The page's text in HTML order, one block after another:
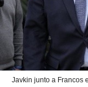
Javkin junto a Francos